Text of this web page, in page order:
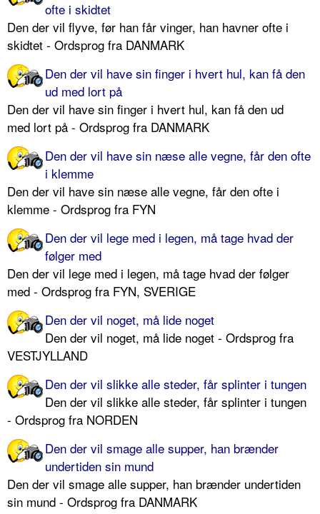
ofte i skidtet
Den der vil flyve, før han får vinger, han havner ofte i
skidtet - Ordsprog fra DANMARK
Den der vil have sin finger i hvert hul, kan få den
ud med lort på
Den der vil have sin finger i hvert hul, kan få den ud
med lort på - Ordsprog fra DANMARK
Den der vil have sin næse alle vegne, får den ofte
i klemme
Den der vil have sin næse alle vegne, får den ofte i
klemme - Ordsprog fra FYN
Den der vil lege med i legen, må tage hvad der
følger med
Den der vil lege med i legen, må tage hvad der følger
med - Ordsprog fra FYN, SVERIGE
Den der vil noget, må lide noget
Den der vil noget, må lide noget - Ordsprog fra
VESTJYLLAND
Den der vil slikke alle steder, får splinter i tungen
Den der vil slikke alle steder, får splinter i tungen
- Ordsprog fra NORDEN
Den der vil smage alle supper, han brænder
undertiden sin mund
Den der vil smage alle supper, han brænder undertiden
sin mund - Ordsprog fra DANMARK